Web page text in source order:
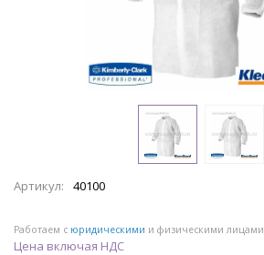
Артикул: 40100
Работаем с юридическими и физическими лицами
Цена включая НДС